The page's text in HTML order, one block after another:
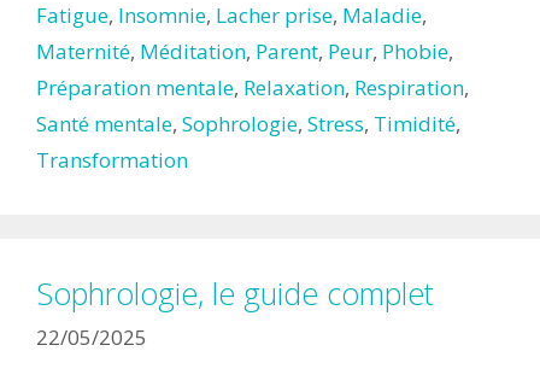
Fatigue, Insomnie, Lacher prise, Maladie,
Maternité, Méditation, Parent, Peur, Phobie,
Préparation mentale, Relaxation, Respiration,
Santé mentale, Sophrologie, Stress, Timidité,
Transformation
Sophrologie, le guide complet
22/05/2025